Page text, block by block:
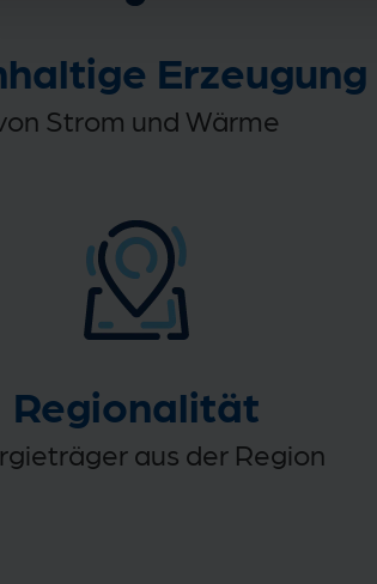
Erzeugung
Strom und Wärme
Regionalität
aus der Region